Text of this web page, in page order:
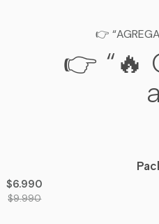
👉
👉 “🔥
$6.990
$9.990